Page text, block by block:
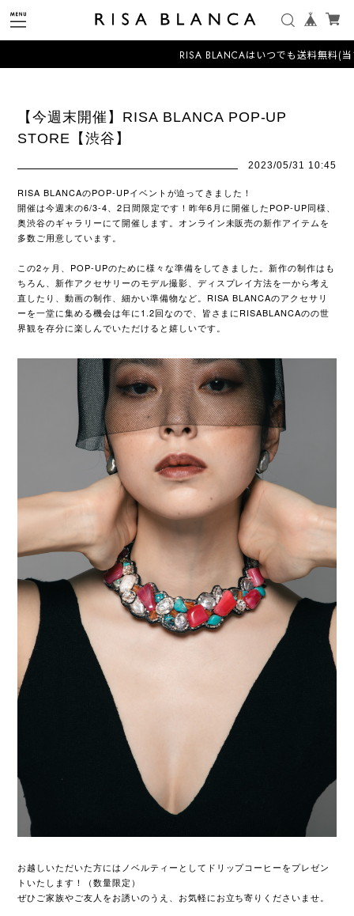
RISA BLANCAはいつでも送料無料(当ブ
【今週末開催】RISA BLANCA POP-UP
STORE【渋谷】
2023/05/31 10:45
RISA BLANCAのPOP-UPイベントが迫ってきました！
開催は今週末の6/3-4、2日間限定です！昨年6月に開催したPOP-UP同様、
奥渋谷のギャラリーにて開催します。オンライン未販売の新作アイテムを
多数ご用意しています。
この2ヶ月、POP-UPのために様々な準備をしてきました。新作の制作はも
ちろん、新作アクセサリーのモデル撮影、ディスプレイ方法を一から考え
直したり、動画の制作、細かい準備物など。RISA BLANCAのアクセサリ
ーを一堂に集める機会は年に1.2回なので、皆さまにRISABLANCAのの世
界観を存分に楽しんでいただけると嬉しいです。
お越しいただいた方にはノベルティーとしてドリップコーヒーをプレゼン
トいたします！（数量限定）
ぜひご家族やご友人をお誘いのうえ、お気軽にお立ち寄りくださいませ。